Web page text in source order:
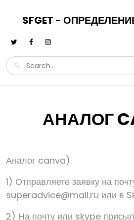
SFGET -
АНАЛОГ
Аналог canva).
1) Отправляете заявку на
superadvice@mail.ru или в
2) На почту или skype